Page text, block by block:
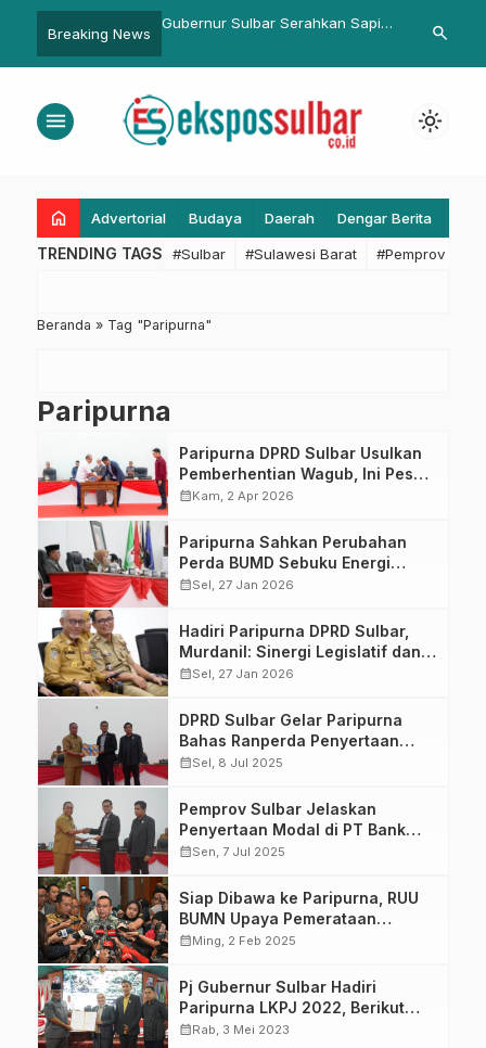
Breaking News
Makin Dikenal
Gubernur Sulbar Serahkan Sapi
Pasangkayu
Tingkatkan
search
menu light_mode
home Advertorial Budaya Daerah Dengar Berita
TRENDING TAGS #Sulbar #Sulawesi Barat #Pemprov
Beranda » Tag "Paripurna"
Paripurna
Paripurna DPRD Sulbar Usulkan
Pemberhentian Wagub, Ini Pesan
Gubernur Suhardi Duka
calendar_monthKam, 2 Apr 2026
Paripurna Sahkan Perubahan
Perda BUMD Sebuku Energi
Malaqbi, Sekda Sulbar Jamin
calendar_monthSel, 27 Jan 2026
Hadiri Paripurna DPRD Sulbar,
Murdanil: Sinergi Legislatif dan
Eksekutif Sangat Penting demi
calendar_monthSel, 27 Jan 2026
DPRD Sulbar Gelar Paripurna
Bahas Ranperda Penyertaan
Modal ke Bank Sulselbar
calendar_monthSel, 8 Jul 2025
Pemprov Sulbar Jelaskan
Penyertaan Modal di PT Bank
Pembangunan Daerah Lewat
calendar_monthSen, 7 Jul 2025
Siap Dibawa ke Paripurna, RUU
BUMN Upaya Pemerataan
Kesejahteraan Masyarakat
calendar_monthMing, 2 Feb 2025
Pj Gubernur Sulbar Hadiri
Paripurna LKPJ 2022, Berikut
Poin Rekomendasi DPRD Sulbar
calendar_monthRab, 3 Mei 2023